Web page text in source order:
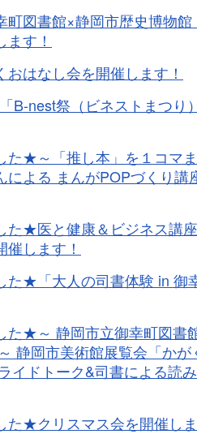
町図書館×静岡市歴史博物
す！
おはなし会を開催します！
B-nest祭（ビネストまつり
た★～「推し本」を１コマ
による まんがPOPづくり講
た★医と健康＆ビジネス講
します！
た★「大人の司書体験 in 御
た★～ 静岡市立御幸町図書
静岡市美術館展覧会「か
イドトーク&司書による読
た★クリスマス会を開催しま